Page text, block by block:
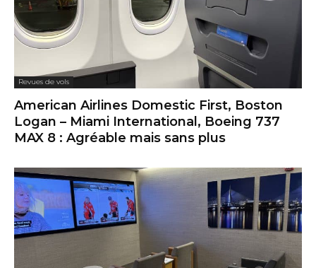
Revues de vols
American Airlines Domestic First, Boston
Logan – Miami International, Boeing 737
MAX 8 : Agréable mais sans plus